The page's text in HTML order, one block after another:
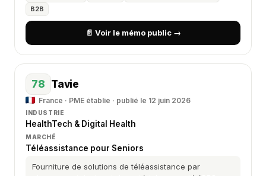
B2B
📄 Voir le mémo public →
78 Tavie
France · PME établie · publié le 12 juin 2026
INDUSTRIE
HealthTech & Digital Health
MARCHÉ
Téléassistance pour Seniors
Fourniture de solutions de téléassistance par